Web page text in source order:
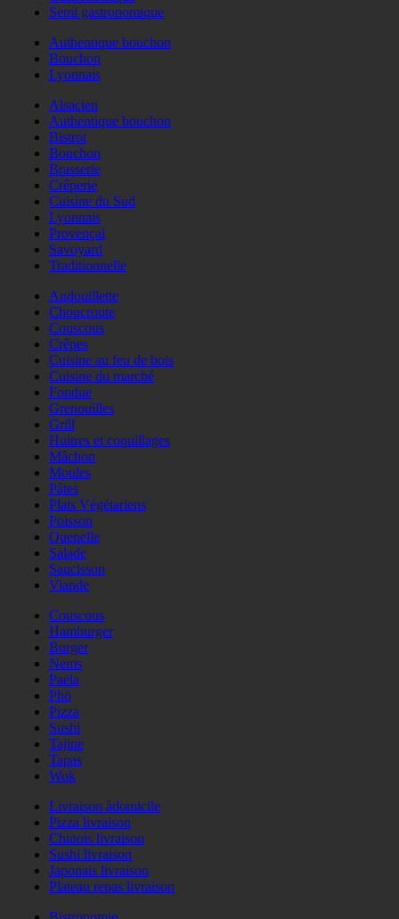
Semi gastronomique
Authentique bouchon
Bouchon
Lyonnais
Alsacien
Authentique bouchon
Bistrot
Bouchon
Brasserie
Crêperie
Cuisine du Sud
Lyonnais
Provençal
Savoyard
Traditionnelle
Andouillette
Choucroute
Couscous
Crêpes
Cuisine au feu de bois
Cuisine du marché
Fondue
Grenouilles
Grill
Huitres et coquillages
Mâchon
Moules
Pâtes
Plats Végétariens
Poisson
Quenelle
Salade
Saucisson
Viande
Couscous
Hamburger
Burger
Nems
Paëla
Phö
Pizza
Sushi
Tajine
Tapas
Wok
Livraison àdomicile
Pizza livraison
Chinois livraison
Sushi livraison
Japonais livraison
Plateau repas livraison